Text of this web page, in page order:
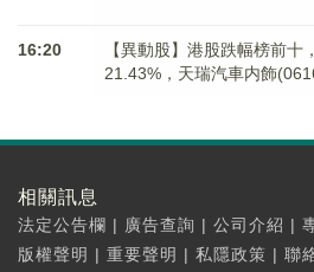
16:20
【異動股】港股跌幅榜前
21.43%，天瑞汽車内飾
相關訊息
法定公告欄 | 廣告查詢 | 公司介紹 |
版權聲明 | 重要聲明 | 私隱政策 | 聯